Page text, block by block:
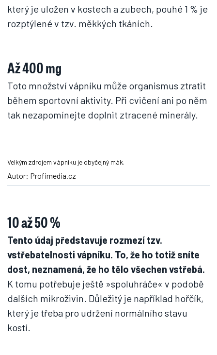
který je uložen v kostech a zubech, pouhé 1 % je
rozptýlené v tzv. měkkých tkáních.
Až 400 mg
Toto množství vápníku může organismus ztratit
během sportovní aktivity. Při cvičení ani po něm
tak nezapomínejte doplnit ztracené minerály.
Velkým zdrojem vápníku je obyčejný mák.
Autor: Profimedia.cz
10 až 50 %
Tento údaj představuje rozmezí tzv.
vstřebatelnosti vápníku. To, že ho totiž sníte
dost, neznamená, že ho tělo všechen vstřebá.
K tomu potřebuje ještě »spoluhráče« v podobě
dalších mikroživin. Důležitý je například hořčík,
který je třeba pro udržení normálního stavu
kostí.